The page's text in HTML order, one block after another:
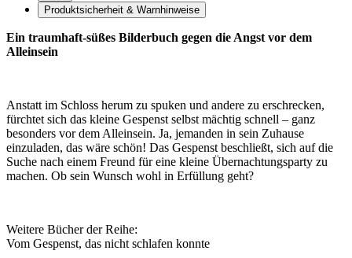
Produktsicherheit & Warnhinweise
Ein traumhaft-süßes Bilderbuch gegen die Angst vor dem
Alleinsein
Anstatt im Schloss herum zu spuken und andere zu erschrecken,
fürchtet sich das kleine Gespenst selbst mächtig schnell – ganz
besonders vor dem Alleinsein. Ja, jemanden in sein Zuhause
einzuladen, das wäre schön! Das Gespenst beschließt, sich auf die
Suche nach einem Freund für eine kleine Übernachtungsparty zu
machen. Ob sein Wunsch wohl in Erfüllung geht?
Weitere Bücher der Reihe:
Vom Gespenst, das nicht schlafen konnte